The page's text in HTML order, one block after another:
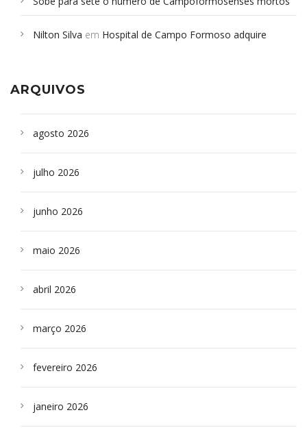
Campoformosenses que morreram em desabamentos são
Nilton Silva em Hospital de Campo Formoso adquire
ARQUIVOS
agosto 2026
julho 2026
junho 2026
maio 2026
abril 2026
março 2026
fevereiro 2026
janeiro 2026